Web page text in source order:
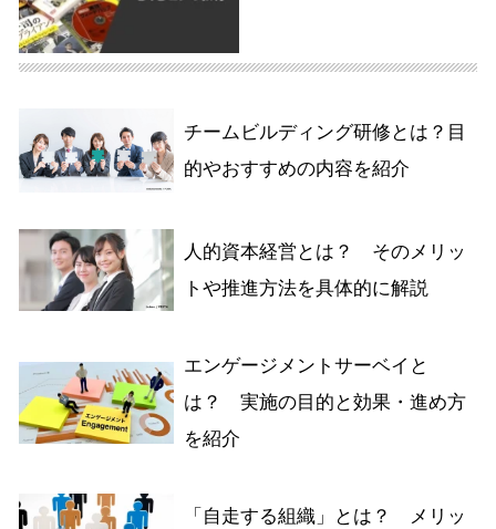
チームビルディング研修とは？目
的やおすすめの内容を紹介
人的資本経営とは？ そのメリッ
トや推進方法を具体的に解説
エンゲージメントサーベイと
は？ 実施の目的と効果・進め方
を紹介
「自走する組織」とは？ メリッ